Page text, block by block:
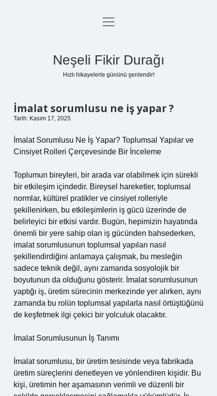
Anasayfa
menüyü
Neşeli Fikir Durağı
Hızlı hikayelerle gününü şenlendir!
İmalat sorumlusu ne iş yapar ?
Tarih: Kasım 17, 2025
İmalat Sorumlusu Ne İş Yapar? Toplumsal Yapılar ve
Cinsiyet Rolleri Çerçevesinde Bir İnceleme
Toplumun bireyleri, bir arada var olabilmek için sürekli
bir etkileşim içindedir. Bireysel hareketler, toplumsal
normlar, kültürel pratikler ve cinsiyet rolleriyle
şekillenirken, bu etkileşimlerin iş gücü üzerinde de
belirleyici bir etkisi vardır. Bugün, hepimizin hayatında
önemli bir yere sahip olan iş gücünden bahsederken,
imalat sorumlusunun toplumsal yapıları nasıl
şekillendirdiğini anlamaya çalışmak, bu mesleğin
sadece teknik değil, aynı zamanda sosyolojik bir
boyutunun da olduğunu gösterir. İmalat sorumlusunun
yaptığı iş, üretim sürecinin merkezinde yer alırken, aynı
zamanda bu rolün toplumsal yapılarla nasıl örtüştüğünü
de keşfetmek ilgi çekici bir yolculuk olacaktır.
İmalat Sorumlusunun İş Tanımı
İmalat sorumlusu, bir üretim tesisinde veya fabrikada
üretim süreçlerini denetleyen ve yönlendiren kişidir. Bu
kişi, üretimin her aşamasının verimli ve düzenli bir